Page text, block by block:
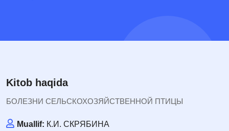
Kitob haqida
БОЛЕЗНИ СЕЛЬСКОХОЗЯЙСТВЕННОЙ ПТИЦЫ
Muallif: К.И. СКРЯБИНА